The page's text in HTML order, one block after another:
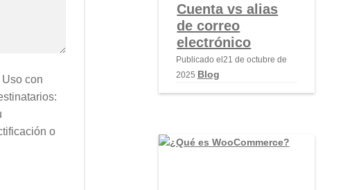
con
o
Cuenta vs alias
de correo
electrónico
Publicado el 21 de octubre de
2025 Blog